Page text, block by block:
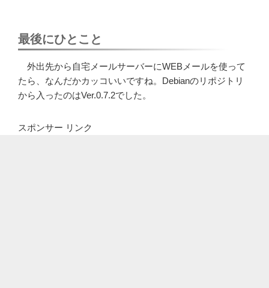
最後にひとこと
外出先から自宅メールサーバーにWEBメールを使って
たら、なんだかカッコいいですね。Debianのリポジトリ
から入ったのはVer.0.7.2でした。
スポンサー リンク